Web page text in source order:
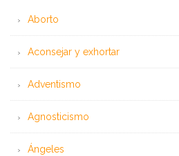
Aborto
Aconsejar y exhortar
Adventismo
Agnosticismo
Ángeles